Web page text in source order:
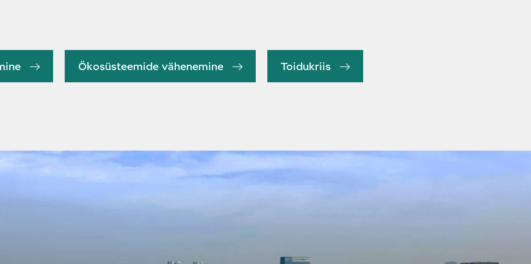
Ökosüsteemide vähenemine Toidukriis